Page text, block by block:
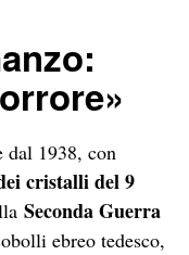
dal 1938, con
cristalli del 9
Seconda Guerra
ebreo tedesco,